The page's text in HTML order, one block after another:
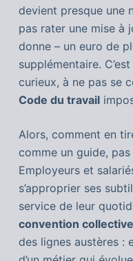
devient presque une
pas rater une mise à
donne – un euro de
supplémentaire.
curieux, à ne pas se
Code du travail
Alors, comment en
comme un guide,
Employeurs et
s’approprier ses
service de leur
convention
des lignes austères :